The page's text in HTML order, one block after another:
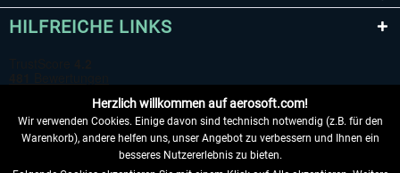
HILFREICHE LINKS
Herzlich willkommen auf aerosoft.com!
Wir verwenden Cookies. Einige davon sind technisch notwendig (z.B. für den
Warenkorb), andere helfen uns, unser Angebot zu verbessern und Ihnen ein
besseres Nutzererlebnis zu bieten.